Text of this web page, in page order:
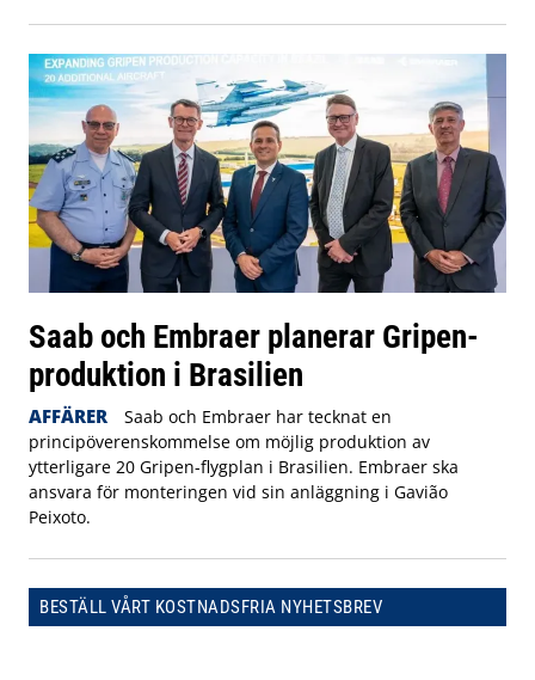
Saab och Embraer planerar Gripen-
produktion i Brasilien
AFFÄRER
Saab och Embraer har tecknat en
principöverenskommelse om möjlig produktion av
ytterligare 20 Gripen-flygplan i Brasilien. Embraer ska
ansvara för monteringen vid sin anläggning i Gavião
Peixoto.
BESTÄLL VÅRT KOSTNADSFRIA NYHETSBREV